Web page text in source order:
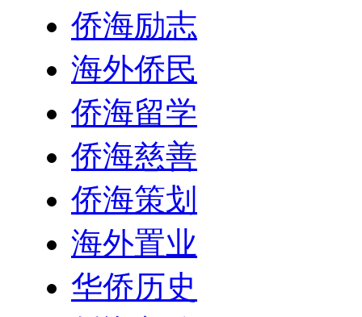
侨海励志
海外侨民
侨海留学
侨海慈善
侨海策划
海外置业
华侨历史